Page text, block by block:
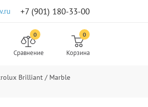
+7 (901) 180-33-00
0
Сравнение
0
Корзина
Brilliant / Marble